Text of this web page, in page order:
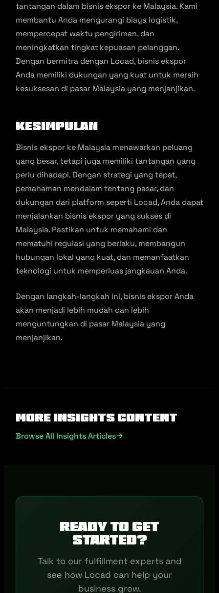
tantangan dalam bisnis ekspor ke Malaysia. Kami
membantu Anda mengurangi biaya logistik,
mempercepat waktu pengiriman, dan
meningkatkan tingkat kepuasan pelanggan.
Dengan bermitra dengan Locad, bisnis ekspor
Anda memiliki dukungan yang kuat untuk meraih
kesuksesan di pasar Malaysia yang menjanjikan.
Kesimpulan
Bisnis ekspor ke Malaysia menawarkan peluang
yang besar, tetapi juga memiliki tantangan yang
perlu dihadapi. Dengan strategi yang tepat,
pemahaman mendalam tentang pasar, dan
dukungan dari platform seperti Locad, Anda dapat
menjalankan bisnis ekspor yang sukses di
Malaysia. Pastikan untuk memahami dan
mematuhi regulasi yang berlaku, membangun
hubungan lokal yang kuat, dan memanfaatkan
teknologi untuk memperluas jangkauan Anda.
Dengan langkah-langkah ini, bisnis ekspor Anda
akan menjadi lebih mudah dan lebih
menguntungkan di pasar Malaysia yang
menjanjikan.
More Insights Content
Browse All Insights Articles
Ready to get
started?
Talk to our fulfillment experts and
see how Locad can help your
business grow.